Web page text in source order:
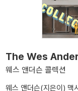
The Wes
웨스 앤더슨 콜렉션
웨스 앤더슨(지은이) 맥